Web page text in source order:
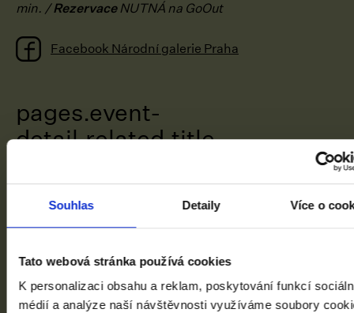
Souhlas Detaily Více o
Tato webová stránka používá cookies
K personalizaci obsahu a reklam, poskytování funkcí
médií a analýze naší návštěvnosti využíváme soubory
min. /RezervaceNUTNÁ na GoOut
Facebook Národní galerie Praha
pages.event-
detail.related.title